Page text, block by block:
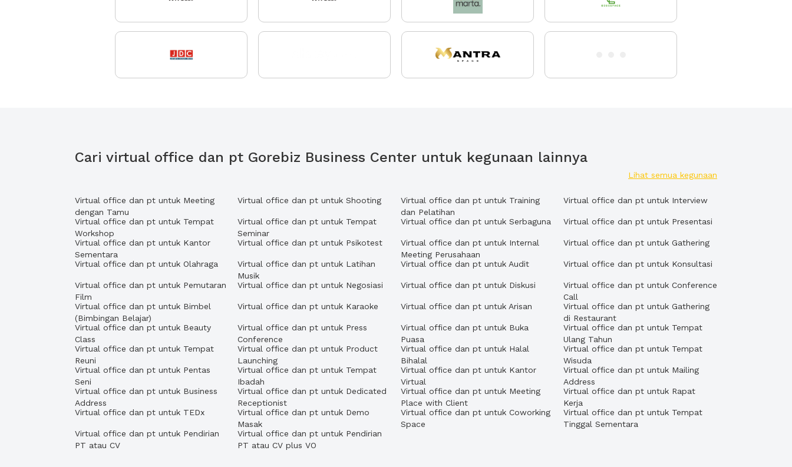
Cari virtual office dan pt Gorebiz Business Center untuk kegunaan lainnya
Lihat semua kegunaan
Virtual office dan pt untuk Meeting
dengan Tamu
Virtual office dan pt untuk Shooting
Virtual office dan pt untuk Training
dan Pelatihan
Virtual office dan pt untuk Interview
Virtual office dan pt untuk Tempat
Workshop
Virtual office dan pt untuk Tempat
Seminar
Virtual office dan pt untuk Serbaguna Virtual office dan pt untuk Presentasi
Virtual office dan pt untuk Kantor
Sementara
Virtual office dan pt untuk Psikotest
Virtual office dan pt untuk Internal
Meeting Perusahaan
Virtual office dan pt untuk Gathering
Virtual office dan pt untuk Olahraga
Virtual office dan pt untuk Latihan
Musik
Virtual office dan pt untuk Audit Virtual office dan pt untuk Konsultasi
Virtual office dan pt untuk Pemutaran
Film
Virtual office dan pt untuk Negosiasi Virtual office dan pt untuk Diskusi
Virtual office dan pt untuk Conference
Call
Virtual office dan pt untuk Bimbel
(Bimbingan Belajar)
Virtual office dan pt untuk Karaoke Virtual office dan pt untuk Arisan
Virtual office dan pt untuk Gathering
di Restaurant
Virtual office dan pt untuk Beauty
Class
Virtual office dan pt untuk Press
Conference
Virtual office dan pt untuk Buka
Puasa
Virtual office dan pt untuk Tempat
Ulang Tahun
Virtual office dan pt untuk Tempat
Reuni
Virtual office dan pt untuk Product
Launching
Virtual office dan pt untuk Halal
Bihalal
Virtual office dan pt untuk Tempat
Wisuda
Virtual office dan pt untuk Pentas
Seni
Virtual office dan pt untuk Tempat
Ibadah
Virtual office dan pt untuk Kantor
Virtual
Virtual office dan pt untuk Mailing
Address
Virtual office dan pt untuk Business
Address
Virtual office dan pt untuk Dedicated
Receptionist
Virtual office dan pt untuk Meeting
Place with Client
Virtual office dan pt untuk Rapat
Kerja
Virtual office dan pt untuk TEDx
Virtual office dan pt untuk Demo
Masak
Virtual office dan pt untuk Coworking
Space
Virtual office dan pt untuk Tempat
Tinggal Sementara
Virtual office dan pt untuk Pendirian
PT atau CV
Virtual office dan pt untuk Pendirian
PT atau CV plus VO